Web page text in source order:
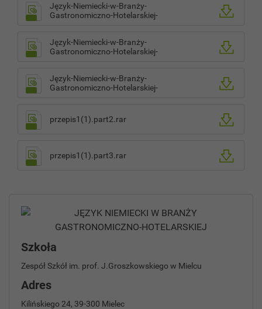
Język-Niemiecki-w-Branży-
Gastronomiczno-Hotelarskiej-
Język-Niemiecki-w-Branży-
Gastronomiczno-Hotelarskiej-
Język-Niemiecki-w-Branży-
Gastronomiczno-Hotelarskiej-
przepis1(1).part2.rar
przepis1(1).part3.rar
Szkoła
Zespół Szkół im. prof. J.Groszkowskiego w Mielcu
Adres
Kilińskiego 24, 39-300 Mielec